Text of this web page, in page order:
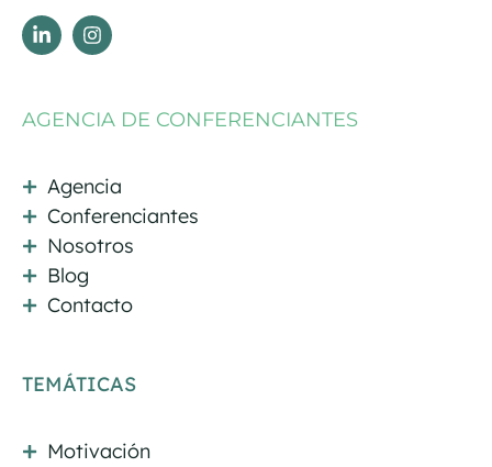
AGENCIA DE CONFERENCIANTES
Agencia
Conferenciantes
Nosotros
Blog
Contacto
TEMÁTICAS
Motivación